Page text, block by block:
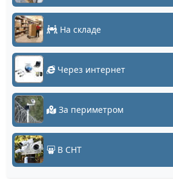
На складе
Через интернет
За периметром
В СНТ